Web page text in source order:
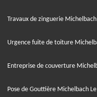
Travaux de zinguerie
Urgence fuite de toiture
Entreprise de couverture
Pose de Gouttière Michelbach